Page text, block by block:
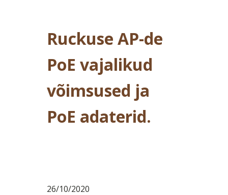
Ruckuse AP-de
PoE vajalikud
võimsused ja
PoE adaterid.
26/10/2020